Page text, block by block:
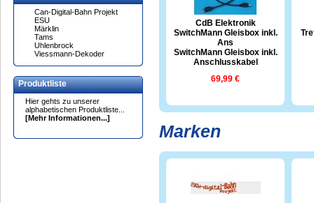
Can-Digital-Bahn Projekt
ESU
Märklin
Tams
Uhlenbrock
Viessmann-Dekoder
Produktliste
Hier gehts zu unserer
alphabetischen Produktliste...
[Mehr Informationen...]
CdB Elektronik
SwitchMann Gleisbox inkl.
Ans
SwitchMann Gleisbox inkl.
Anschlusskabel
69,99 €
Marken